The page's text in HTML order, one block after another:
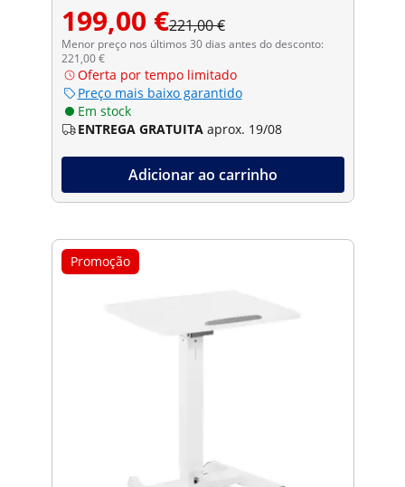
199,00 €221,00 €
Menor preço nos últimos 30 dias antes do desconto:
221,00 €
Oferta por tempo limitado
Preço mais baixo garantido
Em stock
ENTREGA GRATUITA aprox. 19/08
Adicionar ao carrinho
Promoção